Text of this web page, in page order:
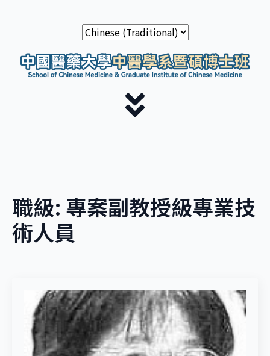
職級: 專案副教授級專業技
術人員